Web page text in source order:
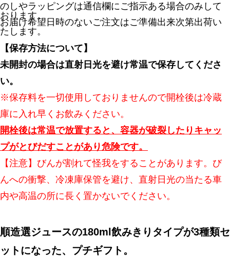
のしやラッピングは通信欄にご指示ある場合のみして
おります。
お届け希望日時のないご注文はご準備出来次第出荷い
たします。
【保存方法について】
未開封の場合は直射日光を避け常温で保存してくださ
い。
※保存料を一切使用しておりませんので開栓後は冷蔵
庫に入れ早くお飲みください。
開栓後は常温で放置すると、容器が破裂したりキャッ
プがとびだすことがあり危険です。
【注意】びんが割れて怪我をすることがあります。び
んへの衝撃、冷凍庫保管を避け、直射日光の当たる車
内や高温の所に長く置かないでください。
順造選ジュースの180ml飲みきりタイプが3種類セ
ットになった、プチギフト。